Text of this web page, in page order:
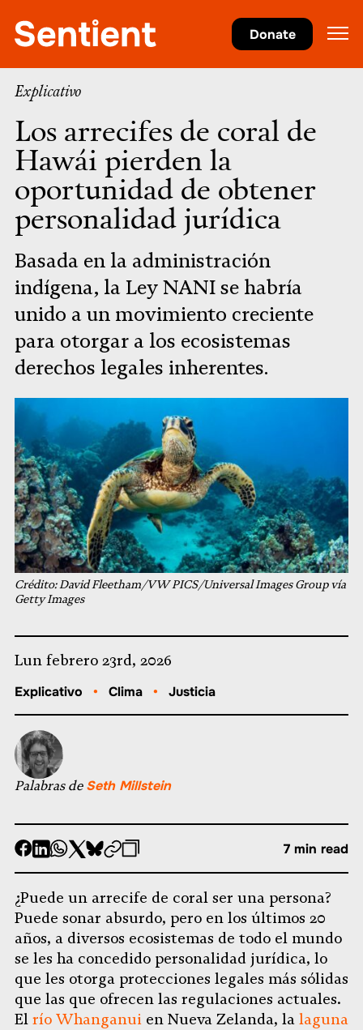
Donate
Explicativo
Los arrecifes de coral de
Hawái pierden la
oportunidad de obtener
personalidad jurídica
Basada en la administración
indígena, la Ley NANI se habría
unido a un movimiento creciente
para otorgar a los ecosistemas
derechos legales inherentes.
Crédito: David Fleetham/VW PICS/Universal Images Group vía
Getty Images
Lun febrero 23rd, 2026
Explicativo • Clima • Justicia
Palabras de Seth Millstein
-
Facebook
-
LinkedIn
-
Whatsapp
-
X
-
Bluesky
-
7 min read
¿Puede un arrecife de coral ser una persona?
Puede sonar absurdo, pero en los últimos 20
años, a diversos ecosistemas de todo el mundo
se les ha concedido personalidad jurídica, lo
que les otorga protecciones legales más sólidas
que las que ofrecen las regulaciones actuales.
El río Whanganui en Nueva Zelanda, la laguna